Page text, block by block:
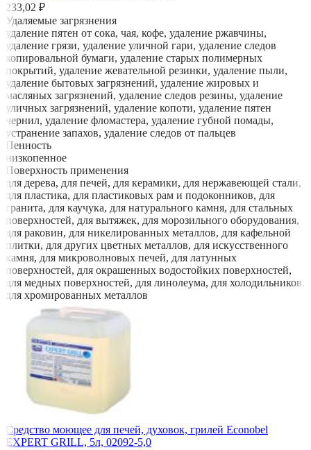
233,02 ₽
Удаляемые загрязнения
удаление пятен от сока, чая, кофе, удаление ржавчины,
удаление грязи, удаление уличной гари, удаление следов
копировальной бумаги, удаление старых полимерных
покрытий, удаление жевательной резинки, удаление пыли,
удаление бытовых загрязнений, удаление жировых и
масляных загрязнений, удаление следов резины, удаление
уличных загрязнений, удаление копоти, удаление пятен
чернил, удаление фломастера, удаление губной помады,
устранение запахов, удаление следов от пальцев
Пенность
низкопенное
Поверхность применения
для дерева, для печей, для керамики, для нержавеющей стали,
для пластика, для пластиковых рам и подоконников, для
гранита, для каучука, для натурального камня, для стальных
поверхностей, для вытяжек, для морозильного оборудования,
для раковин, для никелированных металлов, для кафельной
плитки, для других цветных металлов, для искусственного
камня, для микроволновых печей, для латунных
поверхностей, для окрашенных водостойких поверхностей,
для медных поверхностей, для линолеума, для холодильников,
для хромированных металлов
Средство моющее для печей, духовок, грилей Econobel
EXPERT GRILL, 5л, 02092-5,0